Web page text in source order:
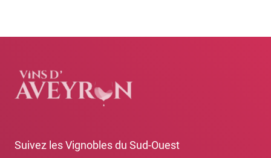
Suivez les Vignobles du Sud-Ouest